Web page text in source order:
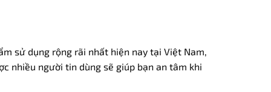
sử dụng rộng rãi nhất hiện nay tại Việt Nam,
nhiều người tin dùng sẽ giúp bạn an tâm khi